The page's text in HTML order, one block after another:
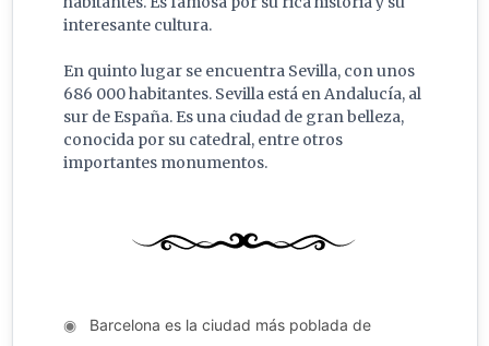
interesante cultura.
En quinto lugar se encuentra Sevilla, con unos
686 000 habitantes. Sevilla está en Andalucía, al
sur de España. Es una ciudad de gran belleza,
conocida por su catedral, entre otros
importantes monumentos.
◉Barcelona es la ciudad más poblada de